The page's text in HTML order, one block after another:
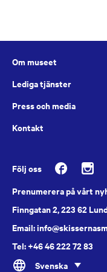
Om museet
Lediga tjänster
Press och media
Kontakt
Följ oss
Prenumerera på vårt
Finngatan 2, 223 62
Email:
Tel: +46 46 222 72 83
Svenska